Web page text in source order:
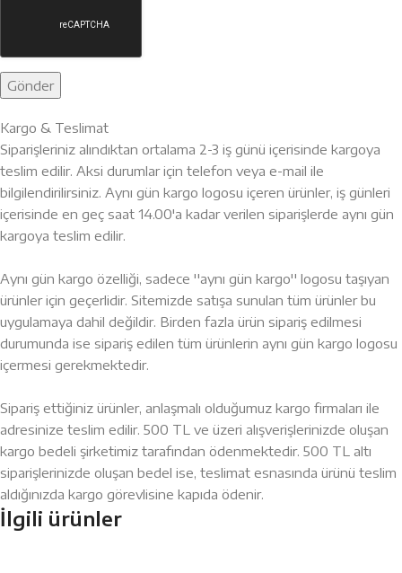
Kargo & Teslimat
Siparişleriniz alındıktan ortalama 2-3 iş günü içerisinde kargoya
teslim edilir. Aksi durumlar için telefon veya e-mail ile
bilgilendirilirsiniz. Aynı gün kargo logosu içeren ürünler, iş günleri
içerisinde en geç saat 14.00'a kadar verilen siparişlerde aynı gün
kargoya teslim edilir.
Aynı gün kargo özelliği, sadece ''aynı gün kargo'' logosu taşıyan
ürünler için geçerlidir. Sitemizde satışa sunulan tüm ürünler bu
uygulamaya dahil değildir. Birden fazla ürün sipariş edilmesi
durumunda ise sipariş edilen tüm ürünlerin aynı gün kargo logosu
içermesi gerekmektedir.
Sipariş ettiğiniz ürünler, anlaşmalı olduğumuz kargo firmaları ile
adresinize teslim edilir. 500 TL ve üzeri alışverişlerinizde oluşan
kargo bedeli şirketimiz tarafından ödenmektedir. 500 TL altı
siparişlerinizde oluşan bedel ise, teslimat esnasında ürünü teslim
aldığınızda kargo görevlisine kapıda ödenir.
İlgili ürünler